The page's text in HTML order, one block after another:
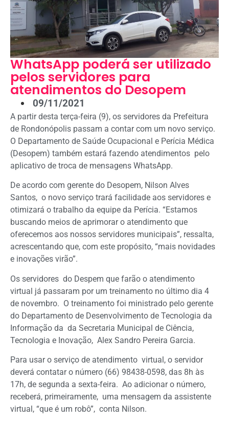
WhatsApp poderá ser utilizado
pelos servidores para
atendimentos do Desopem
09/11/2021
A partir desta terça-feira (9), os servidores da Prefeitura
de Rondonópolis passam a contar com um novo serviço.
O Departamento de Saúde Ocupacional e Perícia Médica
(Desopem) também estará fazendo atendimentos pelo
aplicativo de troca de mensagens WhatsApp.
De acordo com gerente do Desopem, Nilson Alves
Santos, o novo serviço trará facilidade aos servidores e
otimizará o trabalho da equipe da Perícia. “Estamos
buscando meios de aprimorar o atendimento que
oferecemos aos nossos servidores municipais”, ressalta,
acrescentando que, com este propósito, “mais novidades
e inovações virão”.
Os servidores do Despem que farão o atendimento
virtual já passaram por um treinamento no último dia 4
de novembro. O treinamento foi ministrado pelo gerente
do Departamento de Desenvolvimento de Tecnologia da
Informação da da Secretaria Municipal de Ciência,
Tecnologia e Inovação, Alex Sandro Pereira Garcia.
Para usar o serviço de atendimento virtual, o servidor
deverá contatar o número (66) 98438-0598, das 8h às
17h, de segunda a sexta-feira. Ao adicionar o número,
receberá, primeiramente, uma mensagem da assistente
virtual, “que é um robô”, conta Nilson.